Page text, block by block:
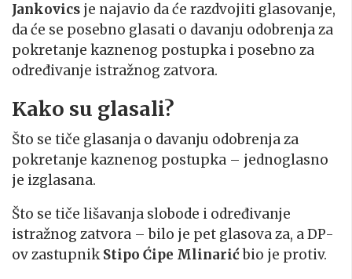
Jankovics je najavio da će razdvojiti glasovanje,
da će se posebno glasati o davanju odobrenja za
pokretanje kaznenog postupka i posebno za
određivanje istražnog zatvora.
Kako su glasali?
Što se tiče glasanja o davanju odobrenja za
pokretanje kaznenog postupka – jednoglasno
je izglasana.
Što se tiče lišavanja slobode i određivanje
istražnog zatvora – bilo je pet glasova za, a DP-
ov zastupnikStipo Ćipe Mlinarićbio je protiv.